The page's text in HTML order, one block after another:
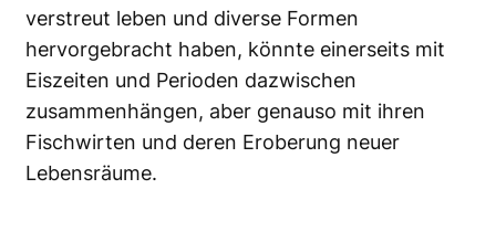
verstreut leben und diverse Formen
hervorgebracht haben, könnte einerseits mit
Eiszeiten und Perioden dazwischen
zusammenhängen, aber genauso mit ihren
Fischwirten und deren Eroberung neuer
Lebensräume.